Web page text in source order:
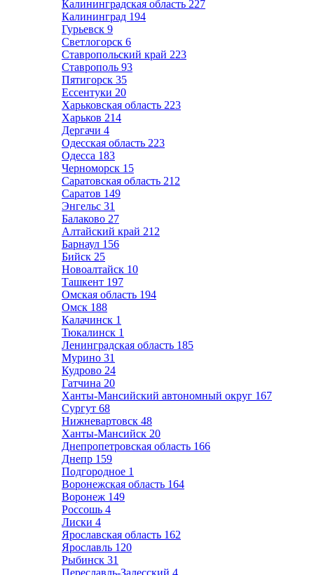
Калининградская область 227
Калининград 194
Гурьевск 9
Светлогорск 6
Ставропольский край 223
Ставрополь 93
Пятигорск 35
Ессентуки 20
Харьковская область 223
Харьков 214
Дергачи 4
Одесская область 223
Одесса 183
Черноморск 15
Саратовская область 212
Саратов 149
Энгельс 31
Балаково 27
Алтайский край 212
Барнаул 156
Бийск 25
Новоалтайск 10
Ташкент 197
Омская область 194
Омск 188
Калачинск 1
Тюкалинск 1
Ленинградская область 185
Мурино 31
Кудрово 24
Гатчина 20
Ханты-Мансийский автономный округ 167
Сургут 68
Нижневартовск 48
Ханты-Мансийск 20
Днепропетровская область 166
Днепр 159
Подгородное 1
Воронежская область 164
Воронеж 149
Россошь 4
Лиски 4
Ярославская область 162
Ярославль 120
Рыбинск 31
Переславль-Залесский 4